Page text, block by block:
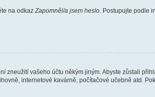
na odkaz Zapomněl/a jsem heslo . Postupujte podle
zneužití vašeho účtu někým jiným. Abyste zůstali
internetové kavárně, počítačové učebně atd.